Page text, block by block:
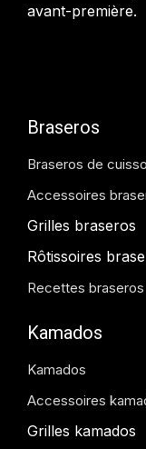
avant-première.
Braseros
Braseros de
Accessoires
Grilles braseros
Rôtissoires
Recettes braseros
Kamados
Kamados
Accessoires
Grilles kamados